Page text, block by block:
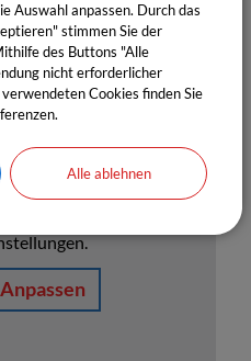
wird derzeit
Auswahl anpassen. Durch das
stimmen Sie der
des Buttons "Alle
nicht erforderlicher
Cookies finden Sie
Alle ablehnen